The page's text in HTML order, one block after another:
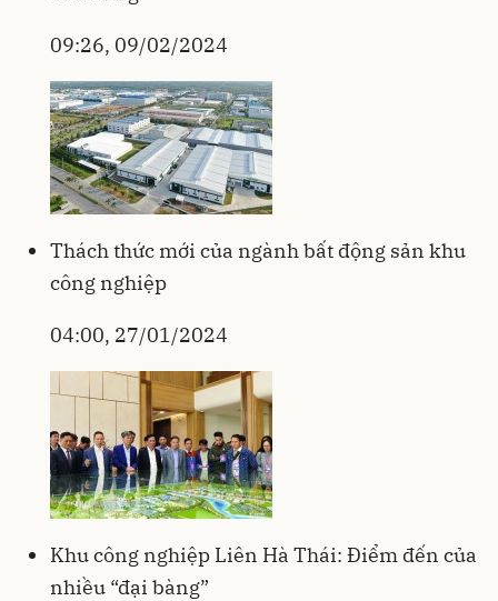
09:26, 09/02/2024
Thách thức mới của ngành bất động sản khu
công nghiệp
04:00, 27/01/2024
Khu công nghiệp Liên Hà Thái: Điểm đến của
nhiều “đại bàng”